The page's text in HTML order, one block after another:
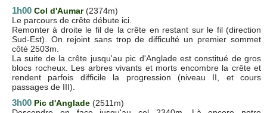
1h00 Col d'Aumar(2374m)
Le parcours de crête débute ici.
Remonter à droite le fil de la crête en restant sur le fil (direction
Sud-Est). On rejoint sans trop de difficulté un premier sommet
côté 2503m.
La suite de la crête jusqu'au pic d'Anglade est constitué de gros
blocs rocheux. Les arbres vivants et morts encombre la crête et
rendent parfois difficile la progression (niveau II, et cours
passages de III).
3h00 Pic d'Anglade (2511m)